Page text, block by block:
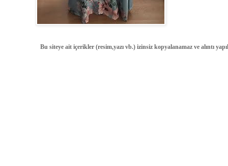
Bu siteye ait içerikler (resim,yazı vb.) izinsiz kopyalanamaz ve alıntı